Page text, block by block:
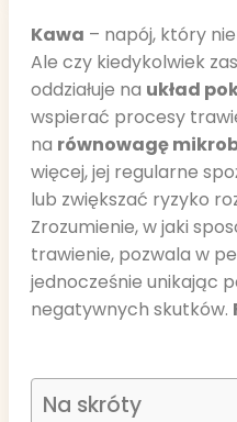
Kawa – napój, który
Ale czy kiedykolwiek
oddziałuje na układ
wspierać procesy
na równowagę
więcej, jej regularne
lub zwiększać ryzyko
Zrozumienie, w jaki
trawienie, pozwala w
jednocześnie unikając
negatywnych skutków.
Na skróty